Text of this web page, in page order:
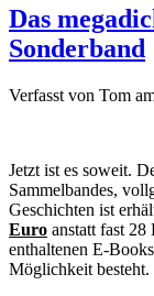
Das
Sonderband
Verfasst von Tom
Jetzt ist es soweit.
Sammelbandes,
Geschichten ist
Euro anstatt fast 28
enthaltenen E-
Möglichkeit besteht.